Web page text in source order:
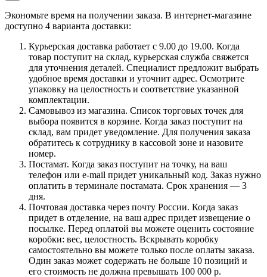
Экономьте время на получении заказа. В интернет-магазине
доступно 4 варианта доставки:
Курьерская доставка работает с 9.00 до 19.00. Когда
товар поступит на склад, курьерская служба свяжется
для уточнения деталей. Специалист предложит выбрать
удобное время доставки и уточнит адрес. Осмотрите
упаковку на целостность и соответствие указанной
комплектации.
Самовывоз из магазина. Список торговых точек для
выбора появится в корзине. Когда заказ поступит на
склад, вам придет уведомление. Для получения заказа
обратитесь к сотруднику в кассовой зоне и назовите
номер.
Постамат. Когда заказ поступит на точку, на ваш
телефон или e-mail придет уникальный код. Заказ нужно
оплатить в терминале постамата. Срок хранения — 3
дня.
Почтовая доставка через почту России. Когда заказ
придет в отделение, на ваш адрес придет извещение о
посылке. Перед оплатой вы можете оценить состояние
коробки: вес, целостность. Вскрывать коробку
самостоятельно вы можете только после оплаты заказа.
Один заказ может содержать не больше 10 позиций и
его стоимость не должна превышать 100 000 р.